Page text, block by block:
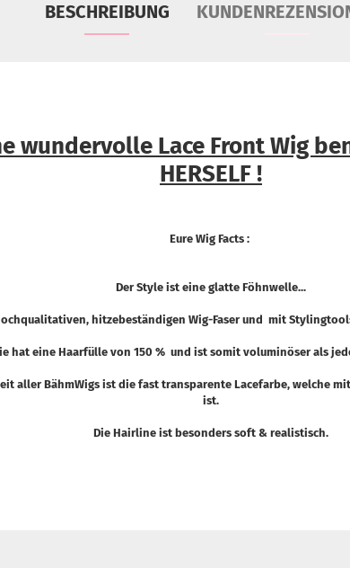
BESCHREIBUNG
wundervolle Lace Front Wig
HERSELF !
Eure Wig Facts :
Der Style ist eine glatte Föhnwelle...
hitzebeständigen Wig-Faser und mit
hat eine Haarfülle von 150 % und ist somit voluminöser als
aller BähmWigs ist die fast transparente Lacefarbe, welche
ist.
Die Hairline ist besonders soft & realistisch.